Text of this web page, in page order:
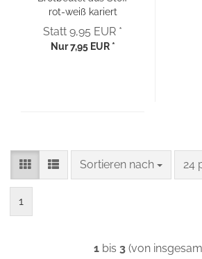
rot-weiß kariert
bestickt
Statt 9,95 EUR *
Nur 7,95 EUR *
Sortieren nach
Sortieren nach 24
1
1bis 3(von